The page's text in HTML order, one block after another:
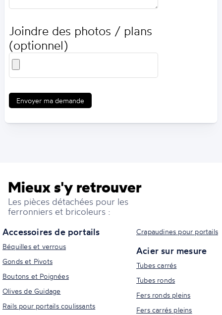
Joindre des photos / plans
(optionnel)
Envoyer ma demande
Mieux s'y retrouver
Les pièces détachées pour les
ferronniers et bricoleurs :
Accessoires de portails
Béquilles et verrous
Gonds et Pivots
Boutons et Poignées
Olives de Guidage
Rails pour portails coulissants
Crapaudines pour portails
Acier sur mesure
Tubes carrés
Tubes ronds
Fers ronds pleins
Fers carrés pleins